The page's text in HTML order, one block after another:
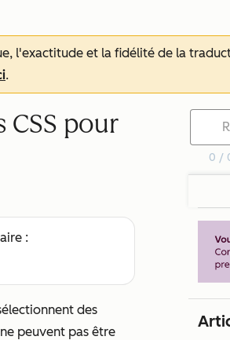
l'exactitude et la fidélité de la
.
CSS pour
:
des
peuvent pas être
0 /